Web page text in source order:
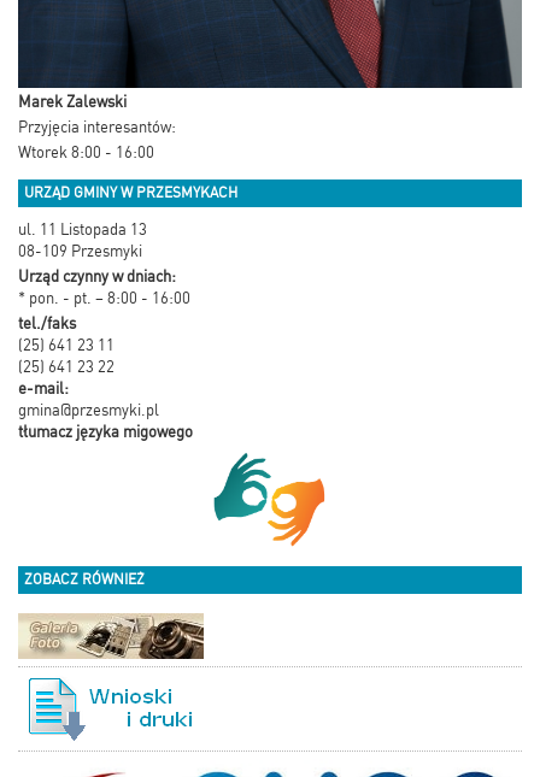
Marek Zalewski
Przyjęcia interesantów:
Wtorek 8:00 - 16:00
URZĄD GMINY W PRZESMYKACH
ul. 11 Listopada 13
08-109 Przesmyki
Urząd czynny w dniach:
* pon. - pt. – 8:00 - 16:00
tel./faks
(25) 641 23 11
(25) 641 23 22
e-mail:
gmina@przesmyki.pl
tłumacz języka migowego
ZOBACZ RÓWNIEŻ